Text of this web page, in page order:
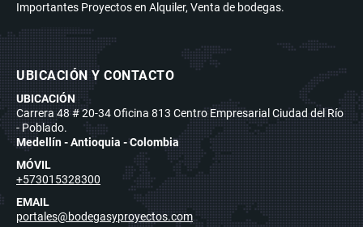
Importantes Proyectos en Alquiler, Venta de bodegas.
UBICACIÓN Y CONTACTO
UBICACIÓN
Carrera 48 # 20-34 Oficina 813 Centro Empresarial Ciudad del Río
- Poblado.
Medellín - Antioquia - Colombia
MÓVIL
+573015328300
EMAIL
portales@bodegasyproyectos.com